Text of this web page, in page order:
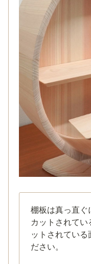
棚板は真っ直
カットされて
ットされている
ださい。